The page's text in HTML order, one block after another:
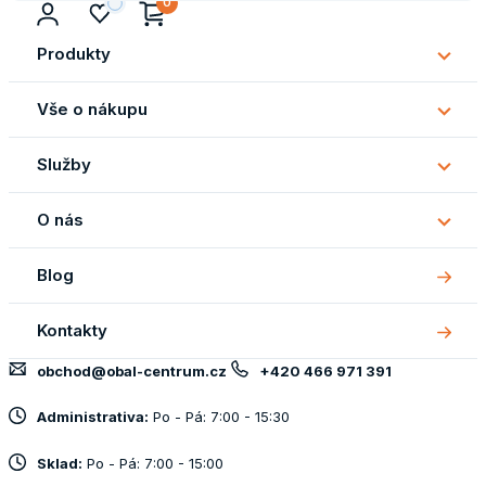
Produkty
Vše o nákupu
Vše
o
Služby
O nás
O
nás
Blog
Kontakty
obchod@obal-centrum.cz +420 466 971 391
Administrativa: Po - Pá: 7:00 - 15:30
Sklad: Po - Pá: 7:00 - 15:00